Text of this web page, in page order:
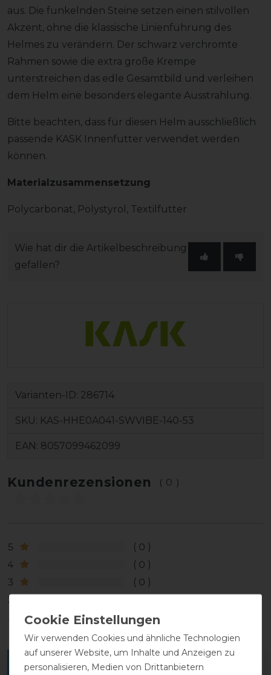
aus. Die funkelnden Steine setzen einen stilvollen
Akzent, ohne die klassische Linienführung des
Helmes zu verändern. Der schwarz verchromte
Rahmen sowie die extra große Krempe
unterstreichen das edle Gesamtbild und verleihen
dem Helm eine besonders elegante Ausstrahlung.
Bitte beachten, dass für diesen Helm ausschließlich
passende KASK Innenfutter verwendet werden
können.
Materialzusammensetzung
Polycarbonat, Polystyrol, Textilfutter
Wie hat dir die Artikelbeschreibung
gefallen?
Varianten-ID: 286714
SKU: KAS-HHE0A041-SWVIBE-140-53
EAN: 8057099462099
Kundenrezensionen (0)
5
0
4
0
3
0
2
1
0
Melde dich an, um eine Kundenrezension zu
Wir verwenden Cookies und ähnliche Technologien
auf unserer Website, um Inhalte und Anzeigen zu
personalisieren, Medien von Drittanbietern